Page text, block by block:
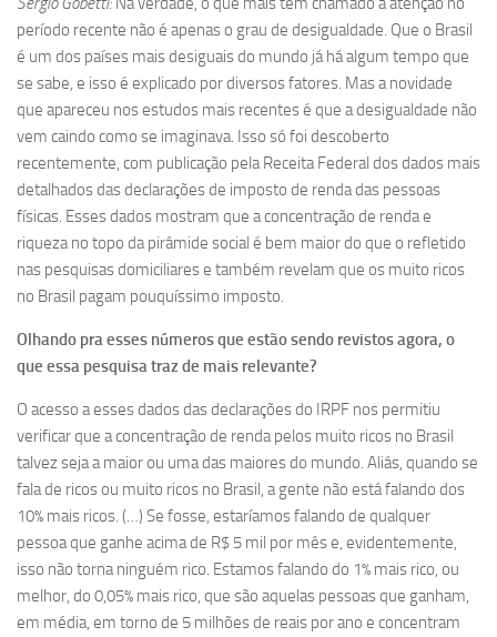
período recente não é apenas o grau de desigualdade. Que o Brasil
é um dos países mais desiguais do mundo já há algum tempo que
se sabe, e isso é explicado por diversos fatores. Mas a novidade
que apareceu nos estudos mais recentes é que a desigualdade não
vem caindo como se imaginava. Isso só foi descoberto
recentemente, com publicação pela Receita Federal dos dados mais
detalhados das declarações de imposto de renda das pessoas
físicas. Esses dados mostram que a concentração de renda e
riqueza no topo da pirâmide social é bem maior do que o refletido
nas pesquisas domiciliares e também revelam que os muito ricos
no Brasil pagam pouquíssimo imposto.
Olhando pra esses números que estão sendo revistos agora, o
que essa pesquisa traz de mais relevante?
O acesso a esses dados das declarações do IRPF nos permitiu
verificar que a concentração de renda pelos muito ricos no Brasil
talvez seja a maior ou uma das maiores do mundo. Aliás, quando se
fala de ricos ou muito ricos no Brasil, a gente não está falando dos
10% mais ricos. (…) Se fosse, estaríamos falando de qualquer
pessoa que ganhe acima de R$ 5 mil por mês e, evidentemente,
isso não torna ninguém rico. Estamos falando do 1% mais rico, ou
melhor, do 0,05% mais rico, que são aquelas pessoas que ganham,
em média, em torno de 5 milhões de reais por ano e concentram